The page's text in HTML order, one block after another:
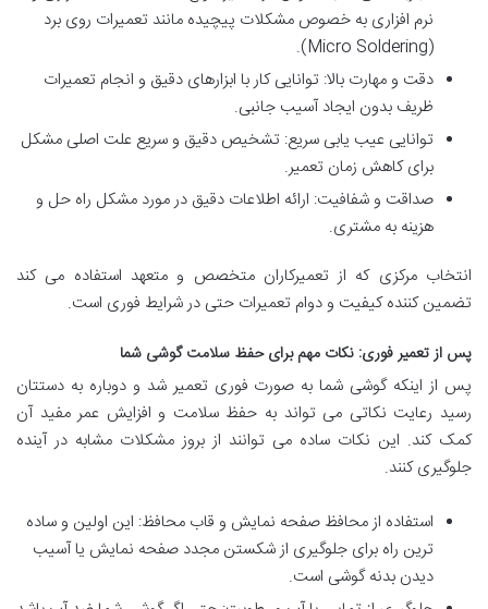
نرم افزاری به خصوص مشکلات پیچیده مانند تعمیرات روی برد
(Micro Soldering).
دقت و مهارت بالا: توانایی کار با ابزارهای دقیق و انجام تعمیرات
ظریف بدون ایجاد آسیب جانبی.
توانایی عیب یابی سریع: تشخیص دقیق و سریع علت اصلی مشکل
برای کاهش زمان تعمیر.
صداقت و شفافیت: ارائه اطلاعات دقیق در مورد مشکل راه حل و
هزینه به مشتری.
انتخاب مرکزی که از تعمیرکاران متخصص و متعهد استفاده می کند
تضمین کننده کیفیت و دوام تعمیرات حتی در شرایط فوری است.
پس از تعمیر فوری: نکات مهم برای حفظ سلامت گوشی شما
پس از اینکه گوشی شما به صورت فوری تعمیر شد و دوباره به دستتان
رسید رعایت نکاتی می تواند به حفظ سلامت و افزایش عمر مفید آن
کمک کند. این نکات ساده می توانند از بروز مشکلات مشابه در آینده
جلوگیری کنند.
استفاده از محافظ صفحه نمایش و قاب محافظ: این اولین و ساده
ترین راه برای جلوگیری از شکستن مجدد صفحه نمایش یا آسیب
دیدن بدنه گوشی است.